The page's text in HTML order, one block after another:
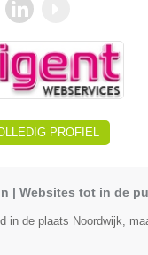
PROFIEL
| Websites tot in de
in de plaats Noordwijk,